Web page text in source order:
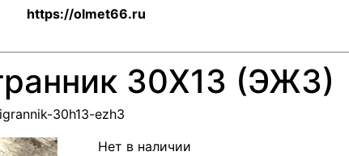
https://olmet66.ru
30Х13 (ЭЖ3)
30h13-ezh3
Нет в наличии